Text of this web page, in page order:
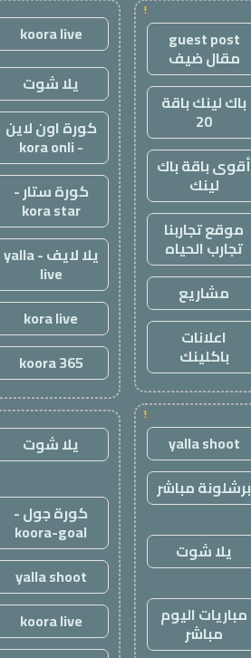
!
guest post
مقال ضيف
باك لينك باقة
20
أقوى باقة باك
لينك
موقع تجاربنا
تجارب الحياه
مشاريع
اعلانات
باكلينك
!
yalla shoot
برشلونة مباشر
يلا شوت
مباريات اليوم
مباشر
koora live
يلا شوت
كورة اون لاين
- kora onli
كورة ستار -
kora star
يلا لايف - yalla
live
kora live
koora 365
يلا شوت
كورة جول -
koora-goal
yalla shoot
koora live